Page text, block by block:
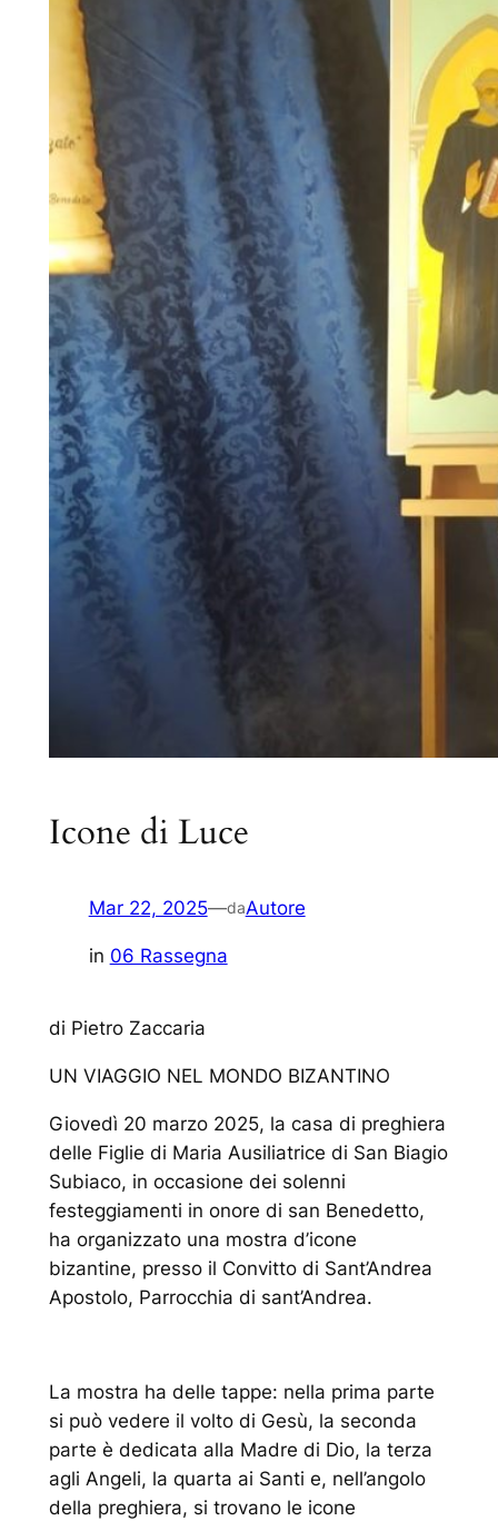
Icone di Luce
Mar 22, 2025—daAutore
in 06 Rassegna
di Pietro Zaccaria
UN VIAGGIO NEL MONDO BIZANTINO
Giovedì 20 marzo 2025, la casa di preghiera
delle Figlie di Maria Ausiliatrice di San Biagio
Subiaco, in occasione dei solenni
festeggiamenti in onore di san Benedetto,
ha organizzato una mostra d’icone
bizantine, presso il Convitto di Sant’Andrea
Apostolo, Parrocchia di sant’Andrea.
La mostra ha delle tappe: nella prima parte
si può vedere il volto di Gesù, la seconda
parte è dedicata alla Madre di Dio, la terza
agli Angeli, la quarta ai Santi e, nell’angolo
della preghiera, si trovano le icone